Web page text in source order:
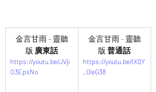
金言甘雨 - 靈聽
版 廣東話
https://youtu.be/JVji
O3EpsNo
金言甘雨 - 靈聽
版 普通話
https://youtu.be/IXQY
_0leG38